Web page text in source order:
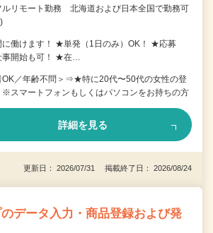
リモート勤務 北海道および日本全国で勤務可
に働けます！ ★単発（1日のみ）OK！ ★応募
事開始も可！ ★在…
OK／年齢不問＞⇒★特に20代〜50代の女性の登
マートフォンもしくはパソコンをお持ちの方
詳細を見る
更新日： 2026/07/31 掲載終了日： 2026/08/24
データ入力・商品登録および発